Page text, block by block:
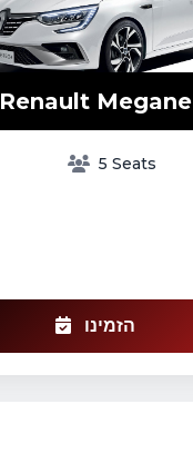
Renault Megane
5 Seats
הזמינו